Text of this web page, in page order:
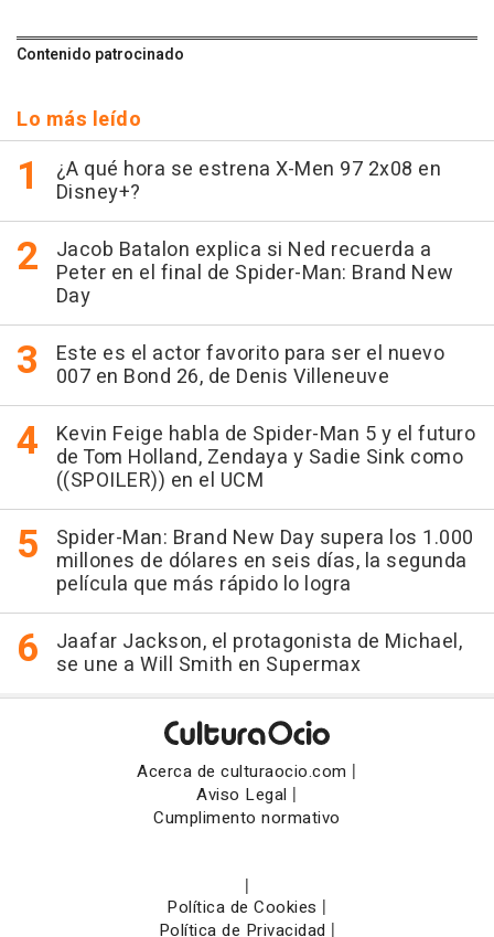
Contenido patrocinado
Lo más leído
¿A qué hora se estrena X-Men 97 2x08 en
Disney+?
Jacob Batalon explica si Ned recuerda a
Peter en el final de Spider-Man: Brand New
Day
Este es el actor favorito para ser el nuevo
007 en Bond 26, de Denis Villeneuve
Kevin Feige habla de Spider-Man 5 y el futuro
de Tom Holland, Zendaya y Sadie Sink como
((SPOILER)) en el UCM
Spider-Man: Brand New Day supera los 1.000
millones de dólares en seis días, la segunda
película que más rápido lo logra
Jaafar Jackson, el protagonista de Michael,
se une a Will Smith en Supermax
Acerca de culturaocio.com |
Aviso Legal |
Cumplimento normativo
|
Política de Cookies |
Política de Privacidad |